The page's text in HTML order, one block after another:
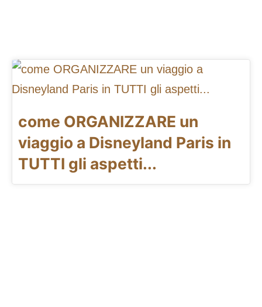
come ORGANIZZARE un
viaggio a Disneyland Paris in
TUTTI gli aspetti...